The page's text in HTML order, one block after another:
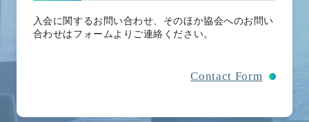
入会に関するお問い合わせ、そのほか協会へのお問い
合わせはフォームよりご連絡ください。
Contact Form